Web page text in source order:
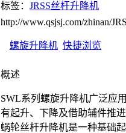
标签： JRSS丝杆升降机
http://www.qsjsj.com/zhinan/
螺旋升降机 快捷浏览
概述
SWL系列螺旋升降机广泛应
有起升、下降及借助辅件推
蜗轮丝杆升降机是一种基础